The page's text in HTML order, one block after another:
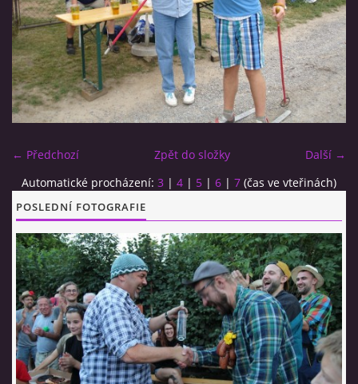
VIDLÁCKÝ VÍCEBOJ 2020 - ČLÁNEK Z ROZDROJOVICKÉ
DRBNY 4/2020
VIDLÁCKÝ VÍCEBOJ 2020 - VIDEO
CO SI U NÁS DÁTE?
FOTOALBUM
CESTA KOLEM SVĚTA 2014 - VIDEO
VIDLÁCKÝ VÍCEBOJ 2023
CENÍK
← Předchozí Další →
Zpět do složky
Automatické procházení: 3 | 4 | 5 | 6 | 7 (čas ve vteřinách)
POSLEDNÍ FOTOGRAFIE